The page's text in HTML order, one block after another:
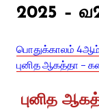
2025 –
பொதுக்காலம் 4ஆம்
புனித ஆகத்தா –
புனித